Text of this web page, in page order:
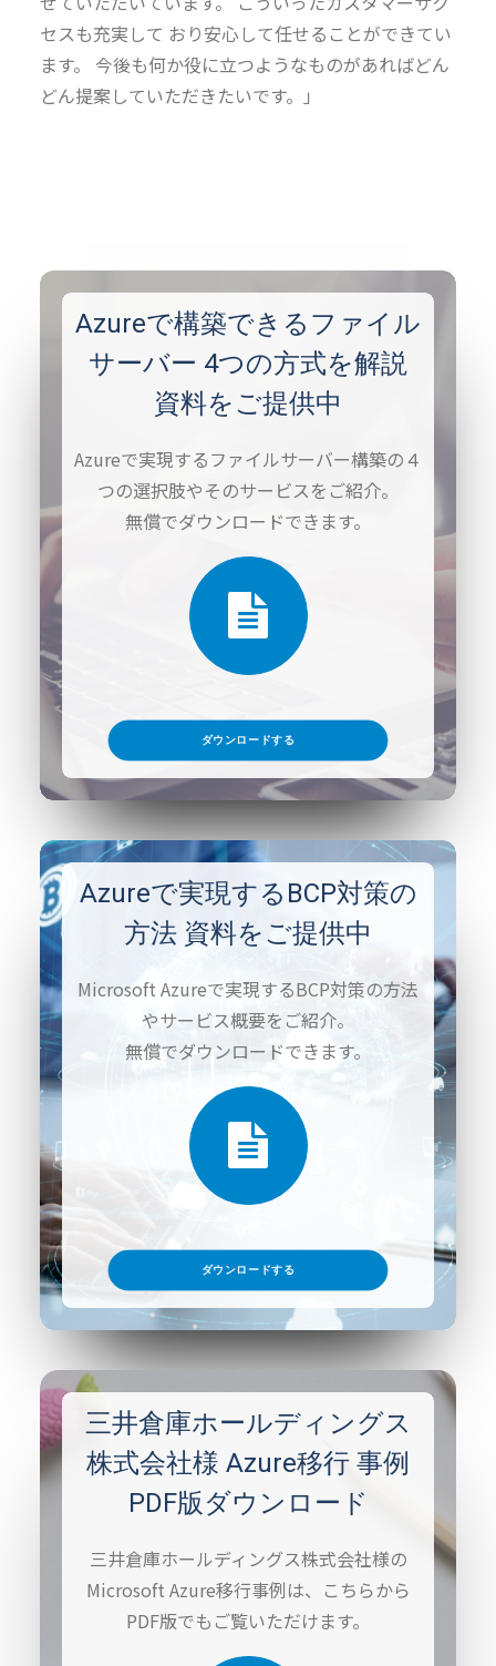
セスも充実して おり安心して任せることができてい
ます。 今後も何か役に立つようなものがあればどん
どん提案していただきたいです。」
Azureで構築できるファイル
サーバー 4つの方式を解説
資料をご提供中
Azureで実現するファイルサーバー構築の４
つの選択肢やそのサービスをご紹介。
無償でダウンロードできます。
ダウンロードする
Azureで実現するBCP対策の
方法 資料をご提供中
Microsoft Azureで実現するBCP対策の方法
やサービス概要をご紹介。
無償でダウンロードできます。
ダウンロードする
三井倉庫ホールディングス
株式会社様 Azure移行 事例
PDF版ダウンロード
三井倉庫ホールディングス株式会社様の
Microsoft Azure移行事例は、こちらから
PDF版でもご覧いただけます。